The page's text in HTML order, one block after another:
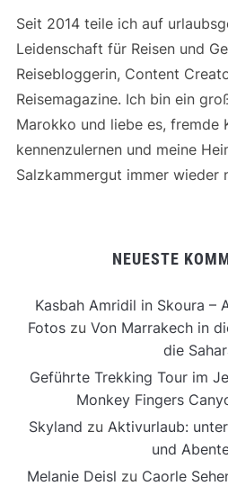
Seit 2014 teile ich auf
Leidenschaft für Reisen und
Reisebloggerin, Content
Reisemagazine. Ich bin ein
Marokko und liebe es, fremde
kennenzulernen und meine
Salzkammergut immer wieder
NEUESTE
Kasbah Amridil in Skoura –
Fotoszu Von Marrakech in
die
Geführte Trekking Tour im
Monkey Fingers
Skyland zu Aktivurlaub:
und
Melanie Deisl zu Caorle